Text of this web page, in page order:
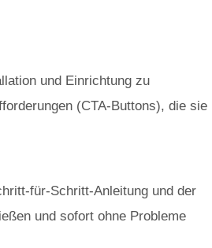
und Einrichtung zu
(CTA-Buttons), die sie
für-Schritt-Anleitung und der
und sofort ohne Probleme